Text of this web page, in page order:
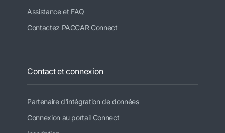
Assistance et FAQ
Contactez PACCAR Connect
Contact et connexion
Partenaire d'intégration de données
Connexion au portail Connect